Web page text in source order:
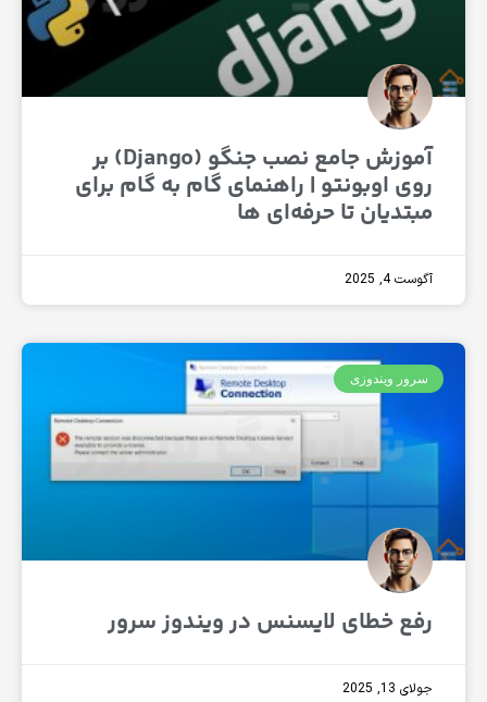
آموزش جامع نصب جنگو (Django) بر
اوبونتو | راهنمای گام به گام برای
تا حرفه‌ای ها
ویندوزی
خطای لایسنس در ویندوز سرور